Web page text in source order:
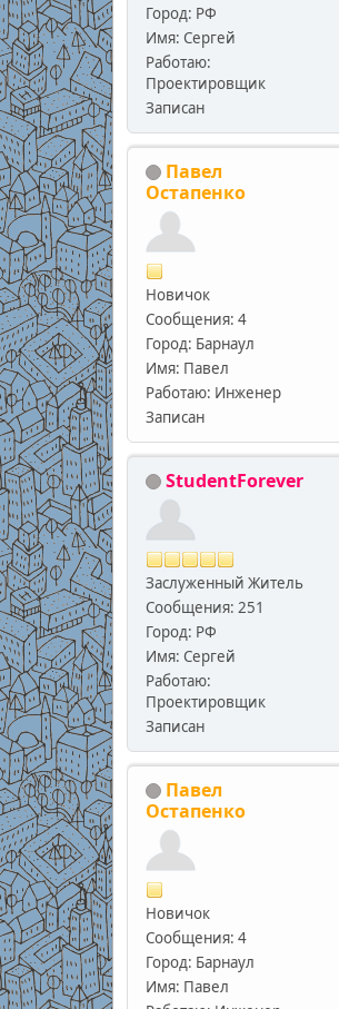
Город: РФ
Имя: Сергей
Работаю:
Проектировщик
Записан
Павел
Остапенко
Новичок
Сообщения: 4
Город: Барнаул
Имя: Павел
Работаю: Инженер
Записан
StudentForever
Заслуженный Житель
Сообщения: 251
Город: РФ
Имя: Сергей
Работаю:
Проектировщик
Записан
Павел
Остапенко
Новичок
Сообщения: 4
Город: Барнаул
Имя: Павел